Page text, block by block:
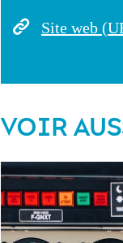
Site web
VOIR